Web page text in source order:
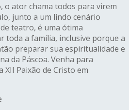
o ator chama todos para virem
junto a um lindo cenário
teatro, é uma ótima
toda a família, inclusive porque a
preparar sua espiritualidade e
da Páscoa. Venha para
XII Paixão de Cristo em